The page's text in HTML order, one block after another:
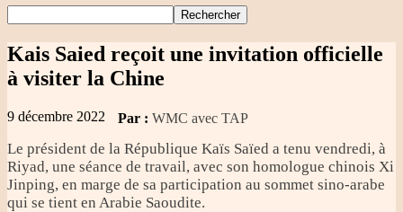
Kais Saied reçoit une invitation officielle
à visiter la Chine
9 décembre 2022 Par : WMC avec TAP
Le président de la République Kaïs Saïed a tenu vendredi, à
Riyad, une séance de travail, avec son homologue chinois Xi
Jinping, en marge de sa participation au sommet sino-arabe
qui se tient en Arabie Saoudite.